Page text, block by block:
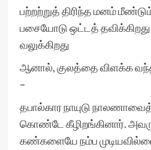
பற்றற்றுத் திரிந்த மனம்
பசையோடு ஒட்டத்
வலுக்கிறது
ஆனால், குலத்தை விளக்க
–
தபால்கார நாயுடு
கொண்டே கீழிறங்கினார்.
கண்களையே நம்ப